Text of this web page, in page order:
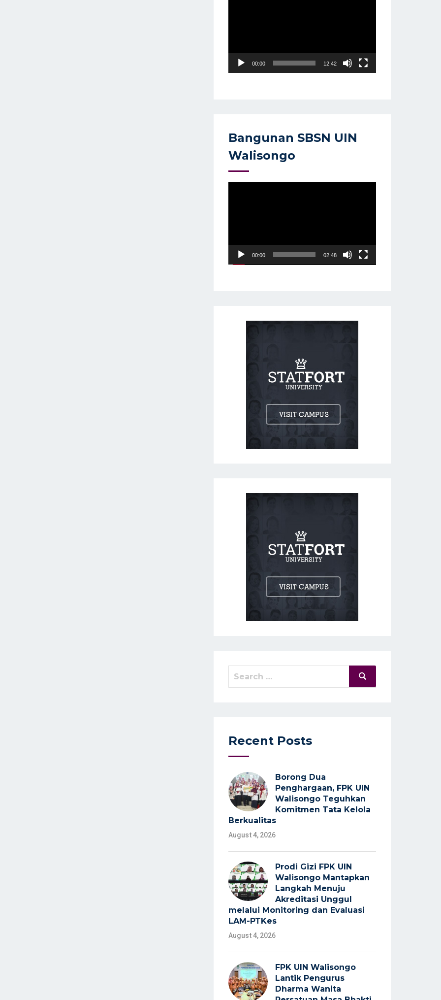
00:00 12:42
Bangunan SBSN UIN
Walisongo
00:00 02:48
Search
Search
Recent Posts
Borong Dua
Penghargaan, FPK UIN
Walisongo Teguhkan
Komitmen Tata Kelola
Berkualitas
August 4, 2026
Prodi Gizi FPK UIN
Walisongo Mantapkan
Langkah Menuju
Akreditasi Unggul
melalui Monitoring dan Evaluasi
LAM-PTKes
August 4, 2026
FPK UIN Walisongo
Lantik Pengurus
Dharma Wanita